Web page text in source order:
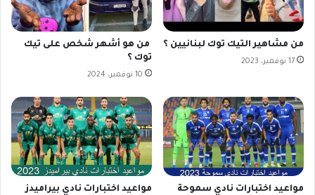
من مشاهير التيك توك لبنانيين ؟
17 نوفمبر، 2023
من هو أشهر شخص على تيك
توك ؟
10 نوفمبر، 2024
مواعيد اختبارات نادي سموحة مواعيد اختبارات نادي بيراميدز